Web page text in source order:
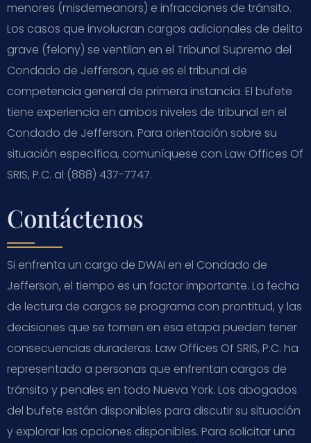
menores (misdemeanors) e infracciones de tránsito.
Los casos que involucran cargos adicionales de delito
grave (felony) se ventilan en el Tribunal Supremo del
Condado de Jefferson, que es el tribunal de
competencia general de primera instancia. El bufete
tiene experiencia en ambos niveles de tribunal en el
Condado de Jefferson. Para orientación sobre su
situación específica, comuníquese con Law Offices Of
SRIS, P.C. al (888) 437-7747.
Contáctenos
Si enfrenta un cargo de DWAI en el Condado de
Jefferson, el tiempo es un factor importante. La fecha
de lectura de cargos se programa con prontitud, y las
decisiones que se tomen en esa etapa pueden tener
consecuencias duraderas. Law Offices Of SRIS, P.C. ha
representado a personas que enfrentan cargos de
tránsito y penales en todo Nueva York. Los abogados
del bufete están disponibles para discutir su situación
y explorar las opciones disponibles. Para solicitar una